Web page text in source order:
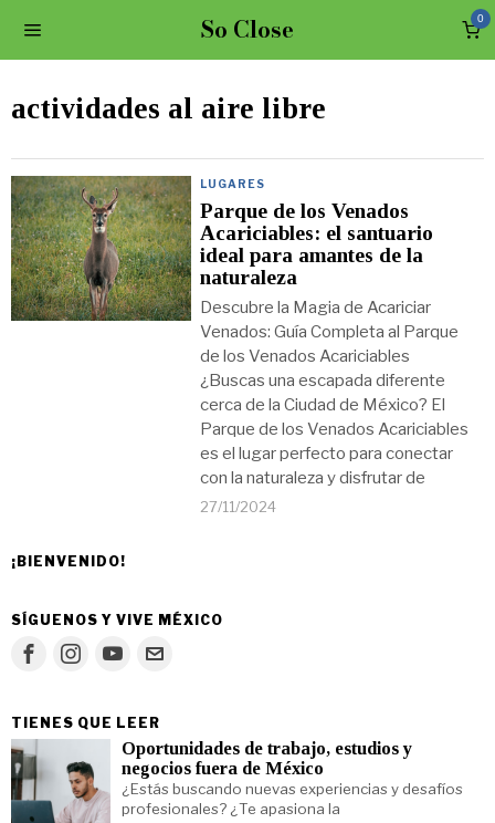
So Close 0
actividades al aire libre
LUGARES
Parque de los Venados
Acariciables: el santuario
ideal para amantes de la
naturaleza
Descubre la Magia de Acariciar
Venados: Guía Completa al Parque
de los Venados Acariciables
¿Buscas una escapada diferente
cerca de la Ciudad de México? El
Parque de los Venados Acariciables
es el lugar perfecto para conectar
con la naturaleza y disfrutar de
27/11/2024
¡BIENVENIDO!
SÍGUENOS Y VIVE MÉXICO
TIENES QUE LEER
Oportunidades de trabajo, estudios y
negocios fuera de México
¿Estás buscando nuevas experiencias y desafíos
profesionales? ¿Te apasiona la